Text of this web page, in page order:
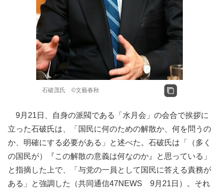
石破茂氏 ©文藝春秋
9月21日、自身の派閥である「水月会」の会合で挨拶に
立った石破氏は、「国民に何のための解散か、何を問うの
か、明確にする必要がある」と述べた。石破氏は「（多く
の国民が）『この解散の意義は何なのか』と思っている」
と指摘した上で、「与党の一員として国民に答える責務が
ある」と強調した（共同通信47NEWS 9月21日）。それ